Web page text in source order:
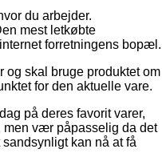
du arbejder.
mest letkøbte
forretningens bopæl.
og skal bruge produktet om
for den aktuelle vare.
på deres favorit varer,
men vær påpasselig da det
kan nå at få